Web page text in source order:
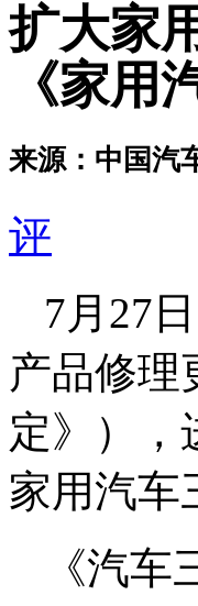
扩大家
《家用
来源：中国汽
评
7月27
产品修理
定》），
家用汽车
《汽